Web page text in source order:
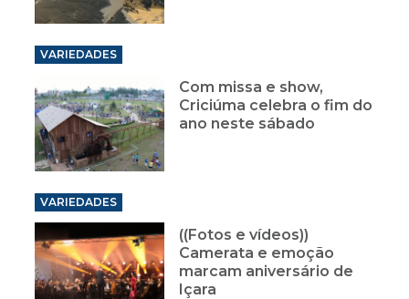
VARIEDADES
Com missa e show,
Criciúma celebra o fim do
ano neste sábado
VARIEDADES
((Fotos e vídeos))
Camerata e emoção
marcam aniversário de
Içara